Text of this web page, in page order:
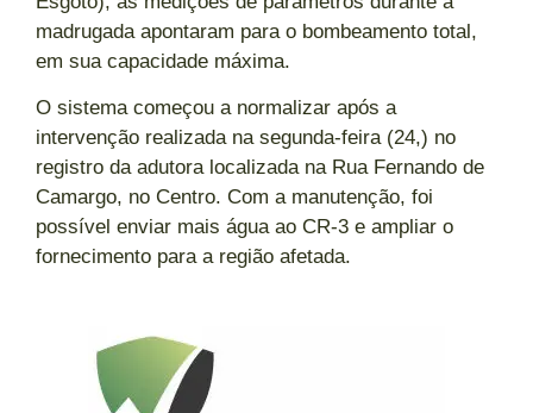
madrugada apontaram para o bombeamento total,
em sua capacidade máxima.
O sistema começou a normalizar após a
intervenção realizada na segunda-feira (24,) no
registro da adutora localizada na Rua Fernando de
Camargo, no Centro. Com a manutenção, foi
possível enviar mais água ao CR-3 e ampliar o
fornecimento para a região afetada.